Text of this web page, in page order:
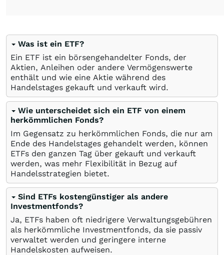
Was ist ein ETF?
Ein ETF ist ein börsengehandelter Fonds, der
Aktien, Anleihen oder andere Vermögenswerte
enthält und wie eine Aktie während des
Handelstages gekauft und verkauft wird.
Wie unterscheidet sich ein ETF von einem
herkömmlichen Fonds?
Im Gegensatz zu herkömmlichen Fonds, die nur am
Ende des Handelstages gehandelt werden, können
ETFs den ganzen Tag über gekauft und verkauft
werden, was mehr Flexibilität in Bezug auf
Handelsstrategien bietet.
Sind ETFs kostengünstiger als andere
Investmentfonds?
Ja, ETFs haben oft niedrigere Verwaltungsgebühren
als herkömmliche Investmentfonds, da sie passiv
verwaltet werden und geringere interne
Handelskosten aufweisen.